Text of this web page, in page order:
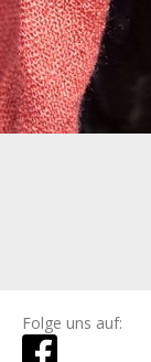
Folge uns auf: